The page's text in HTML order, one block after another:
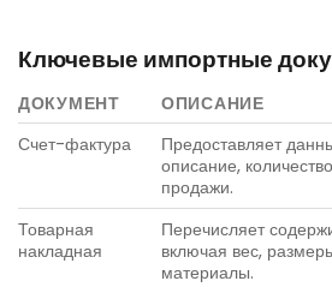
Ключевые импортные
ДОКУМЕНТ
ОПИСАНИЕ
Счет-фактура
Предоставляет
описание,
продажи.
Товарная
накладная
Перечисляет
включая вес,
материалы.